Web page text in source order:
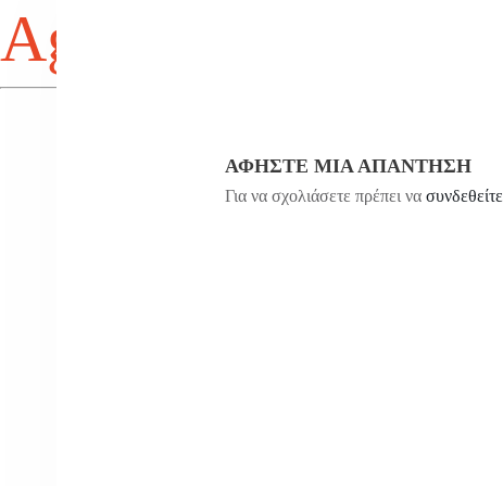
Agios Antonios
ΑΦΉΣΤΕ ΜΙΑ ΑΠΆΝΤΗΣΗ
Για να σχολιάσετε πρέπει να συνδεθείτε